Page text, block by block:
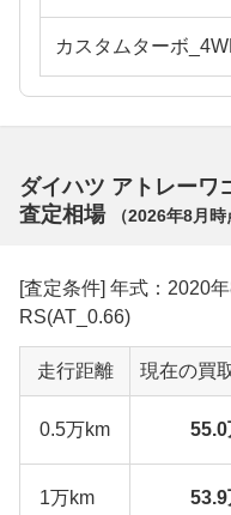
カスタムターボ
ダイハツ アトレーワ
査定相場
（2026年8月 時
[査定条件] 年式：2020
RS(AT_0.66)
走行距離 現在の買
0.5万km 55.0
1万km 53.9